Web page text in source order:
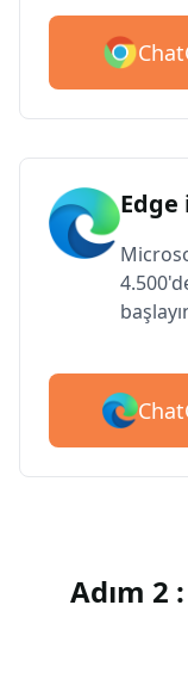
Edge
Adım 2